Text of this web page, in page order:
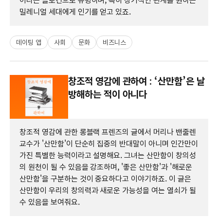
밀레니얼 세대에게 인기를 얻고 있죠.
데이팅 앱 사회 문화 비즈니스
창조적 영감에 관하여 : ‘산만함’은 날
방해하는 적이 아니다
창조적 영감에 관한 롱블랙 프렌즈의 글에서 머리나 밴줄렌
교수가 '산만함'이 단순히 집중의 반대말이 아니며 인간만이
가진 특별한 능력이라고 설명해요. 그녀는 산만함이 창의성
의 원천이 될 수 있음을 강조하며, '좋은 산만함'과 '해로운
산만함'을 구분하는 것이 중요하다고 이야기하죠. 이 글은
산만함이 우리의 창의력과 새로운 가능성을 여는 열쇠가 될
수 있음을 보여줘요.